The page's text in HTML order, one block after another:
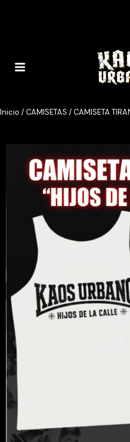
contenido
Inicio /CAMISETAS / CAMISETA